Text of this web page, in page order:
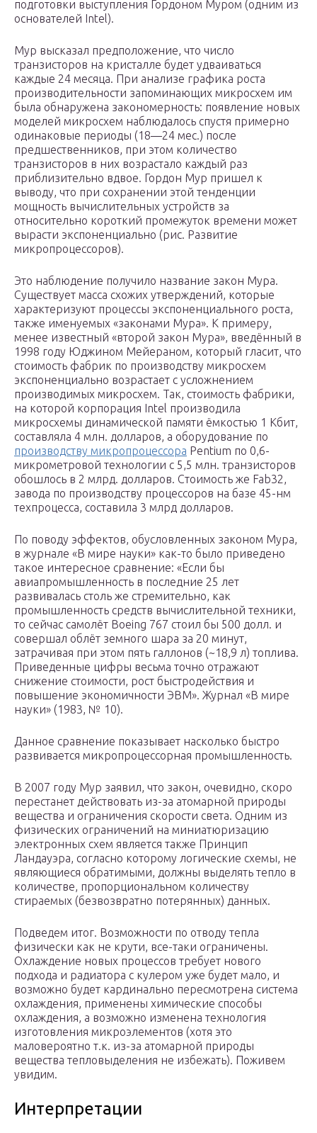
подготовки выступления Гордоном Муром (одним из
основателей Intel).
Мур высказал предположение, что число
транзисторов на кристалле будет удваиваться
каждые 24 месяца. При анализе графика роста
производительности запоминающих микросхем им
была обнаружена закономерность: появление новых
моделей микросхем наблюдалось спустя примерно
одинаковые периоды (18—24 мес.) после
предшественников, при этом количество
транзисторов в них возрастало каждый раз
приблизительно вдвое. Гордон Мур пришел к
выводу, что при сохранении этой тенденции
мощность вычислительных устройств за
относительно короткий промежуток времени может
вырасти экспоненциально (рис. Развитие
микропроцессоров).
Это наблюдение получило название закон Мура.
Существует масса схожих утверждений, которые
характеризуют процессы экспоненциального роста,
также именуемых «законами Мура». К примеру,
менее известный «второй закон Мура», введённый в
1998 году Юджином Мейераном, который гласит, что
стоимость фабрик по производству микросхем
экспоненциально возрастает с усложнением
производимых микросхем. Так, стоимость фабрики,
на которой корпорация Intel производила
микросхемы динамической памяти ёмкостью 1 Кбит,
составляла 4 млн. долларов, а оборудование по
производству микропроцессора Pentium по 0,6-
микрометровой технологии c 5,5 млн. транзисторов
обошлось в 2 млрд. долларов. Стоимость же Fab32,
завода по производству процессоров на базе 45-нм
техпроцесса, составила 3 млрд долларов.
По поводу эффектов, обусловленных законом Мура,
в журнале «В мире науки» как-то было приведено
такое интересное сравнение: «Если бы
авиапромышленность в последние 25 лет
развивалась столь же стремительно, как
промышленность средств вычислительной техники,
то сейчас самолёт Boeing 767 стоил бы 500 долл. и
совершал облёт земного шара за 20 минут,
затрачивая при этом пять галлонов (~18,9 л) топлива.
Приведенные цифры весьма точно отражают
снижение стоимости, рост быстродействия и
повышение экономичности ЭВМ». Журнал «В мире
науки» (1983, № 10).
Данное сравнение показывает насколько быстро
развивается микропроцессорная промышленность.
В 2007 году Мур заявил, что закон, очевидно, скоро
перестанет действовать из-за атомарной природы
вещества и ограничения скорости света. Одним из
физических ограничений на миниатюризацию
электронных схем является также Принцип
Ландауэра, согласно которому логические схемы, не
являющиеся обратимыми, должны выделять тепло в
количестве, пропорциональном количеству
стираемых (безвозвратно потерянных) данных.
Подведем итог. Возможности по отводу тепла
физически как не крути, все-таки ограничены.
Охлаждение новых процессов требует нового
подхода и радиатора с кулером уже будет мало, и
возможно будет кардинально пересмотрена система
охлаждения, применены химические способы
охлаждения, а возможно изменена технология
изготовления микроэлементов (хотя это
маловероятно т.к. из-за атомарной природы
вещества тепловыделения не избежать). Поживем
увидим.
Интерпретации